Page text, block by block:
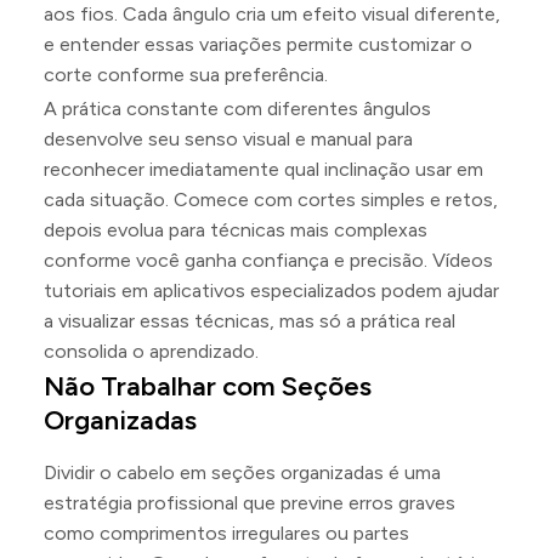
aos fios. Cada ângulo cria um efeito visual diferente,
e entender essas variações permite customizar o
corte conforme sua preferência.
A prática constante com diferentes ângulos
desenvolve seu senso visual e manual para
reconhecer imediatamente qual inclinação usar em
cada situação. Comece com cortes simples e retos,
depois evolua para técnicas mais complexas
conforme você ganha confiança e precisão. Vídeos
tutoriais em aplicativos especializados podem ajudar
a visualizar essas técnicas, mas só a prática real
consolida o aprendizado.
Não Trabalhar com Seções
Organizadas
Dividir o cabelo em seções organizadas é uma
estratégia profissional que previne erros graves
como comprimentos irregulares ou partes